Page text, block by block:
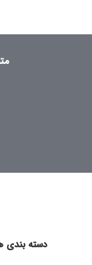
دسته بندی